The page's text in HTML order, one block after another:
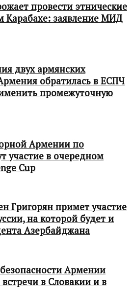
провести этнические
Карабахе: заявление МИД
двух армянских
обратилась в ЕСПЧ
промежуточную
Армении по
участие в очередном
Cup
Григорян примет участие
на которой будет и
Азербайджана
Армении
в Словакии и в